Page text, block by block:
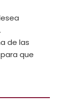
de las
que